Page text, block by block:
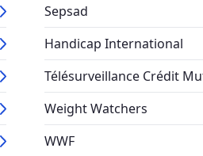
Sepsad
Handicap International
Télésurveillance Crédit
Weight Watchers
WWF